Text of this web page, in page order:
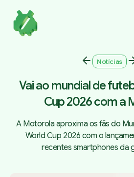
Notícias
Vai ao mundial de
Cup 2026 com a
A Motorola aproxima os fãs do
World Cup 2026 com o
recentes smartphones da